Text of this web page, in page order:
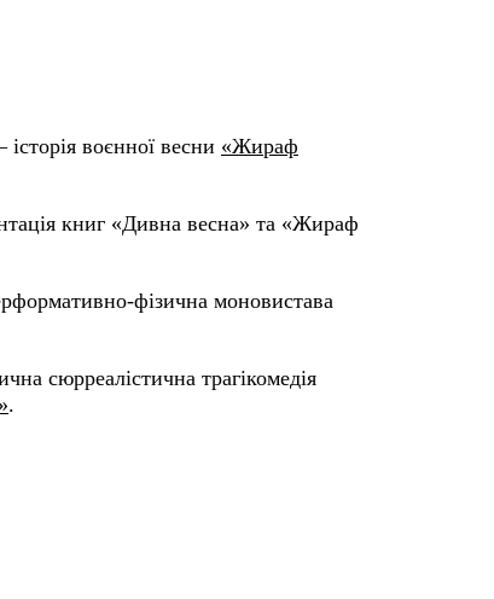
воєнної весни «Жираф
книг «Дивна весна» та «Жираф
фізична моновистава
сюрреалістична трагікомедія
.